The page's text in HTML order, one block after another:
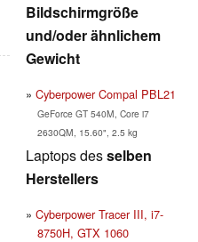
Bildschirmgröße
und/oder ähnlichem
Gewicht
Cyberpower Compal PBL21
GeForce GT 540M, Core i7
2630QM, 15.60", 2.5 kg
Laptops desselben
Herstellers
Cyberpower Tracer III, i7-
8750H, GTX 1060